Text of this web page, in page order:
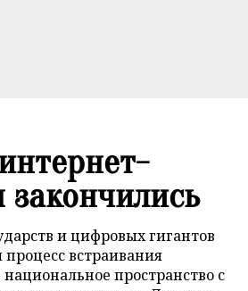
и цифровых гигантов
встраивания
пространство с